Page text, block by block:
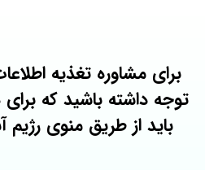
برای مشاوره تغذیه
توجه داشته باشید که برای
باید از طریق منوی رژیم